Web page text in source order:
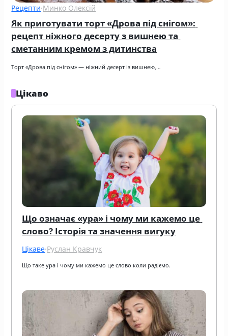
Рецепти·Минко Олексій
Як приготувати торт «Дрова під снігом»:
рецепт ніжного десерту з вишнею та
сметанним кремом з дитинства
Торт «Дрова під снігом» — ніжний десерт із вишнею,…
Цікаво
Що означає «ура» і чому ми кажемо це
слово? Історія та значення вигуку
Цікаве·Руслан Кравчук
Що таке ура і чому ми кажемо це слово коли радіємо.